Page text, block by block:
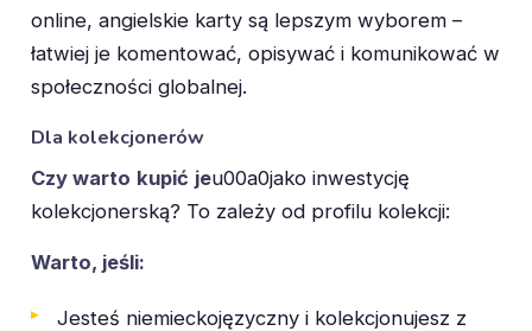
online, angielskie karty są lepszym wyborem –
łatwiej je komentować, opisywać i komunikować w
społeczności globalnej.
Dla kolekcjonerów
Czy warto kupić jeu00a0jako inwestycję
kolekcjonerską? To zależy od profilu kolekcji:
Warto, jeśli:
Jesteś niemieckojęzyczny i kolekcjonujesz z